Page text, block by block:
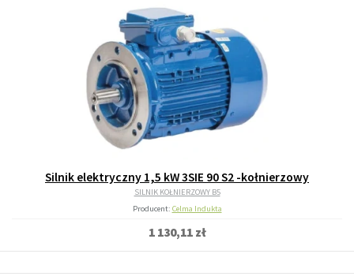
Silnik elektryczny 1,5 kW 3SIE 90 S2 -kołnierzowy
SILNIK KOŁNIERZOWY B5
Producent: Celma Indukta
1 130,11 zł